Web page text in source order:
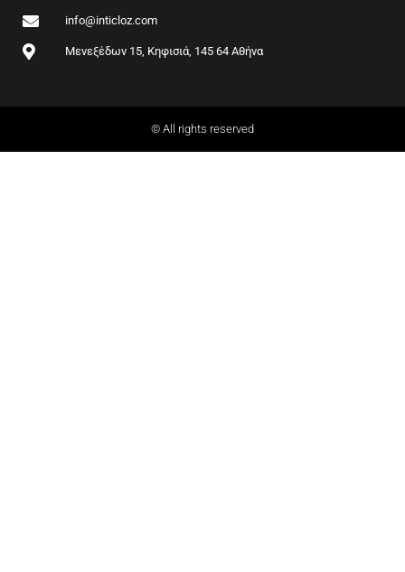
info@inticloz.com
Μενεξέδων 15, Κηφισιά, 145 64 Αθήνα
© All rights reserved